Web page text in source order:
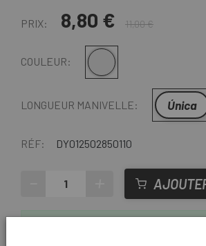
PRIX: 8,80 € 11,00 €
COULEUR: Argent
LONGUEUR MANIVELLE: Única
RÉF: DY012502850110